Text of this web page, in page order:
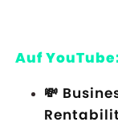
Auf
💸